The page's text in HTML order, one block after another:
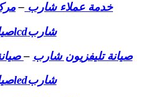
خدمة عملاء شارب –
شاربlcdصيانة
صيانة تليفزيون شارب –
شاربledصيانة